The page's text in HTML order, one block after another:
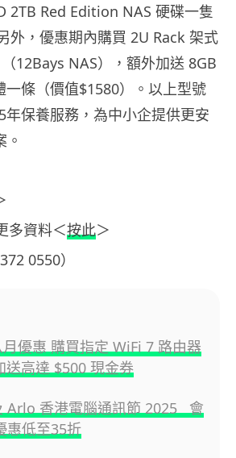
2TB Red Edition NAS 硬碟一隻
外，優惠期內購買 2U Rack 架式
12Bays NAS），額外加送 8GB
一條（價值$1580）。以上型號
年保養服務，為中小企提供更安
多資料＜按此＞
0550）
月優惠 購買指定 WiFi 7 路由器
送高達 $500 現金券
Arlo 香港電腦通訊節 2025 會
惠低至35折